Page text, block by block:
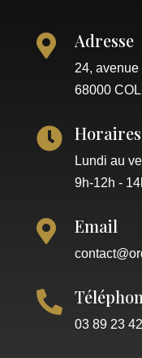
 Adresse
24,
68000
 Horaires
Lundi au
9h-12h -
 Email

03 89 23